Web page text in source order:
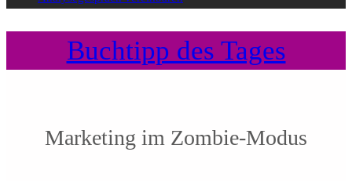
Buchtipp des Tages
Marketing im Zombie-Modus